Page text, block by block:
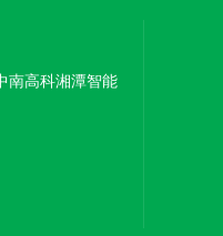
南高科湘潭智能